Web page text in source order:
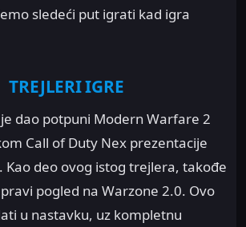
sledeći put igrati kad igra
TREJLERI IGRE
dao potpuni Modern Warfare 2
Call of Duty Nex prezentacije
Kao deo ovog istog trejlera, takođe
pogled na Warzone 2.0. Ovo
u nastavku, uz kompletnu